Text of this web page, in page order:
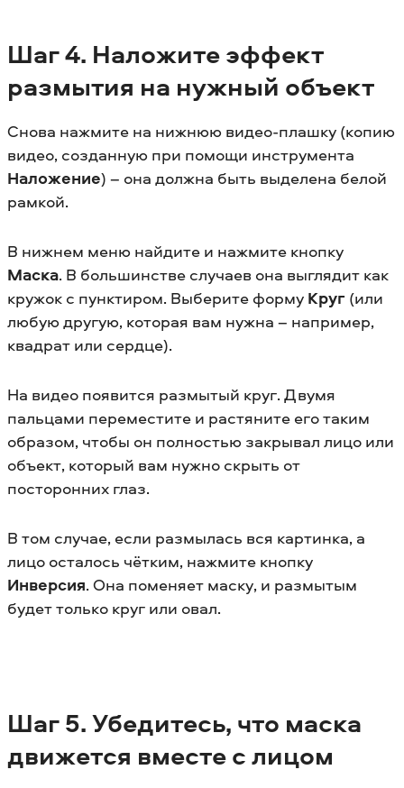
Шаг 4. Наложите эффект
размытия на нужный объект
Снова нажмите на нижнюю видео-плашку (копию
видео, созданную при помощи инструмента
Наложение) – она должна быть выделена белой
рамкой.
В нижнем меню найдите и нажмите кнопку
Маска. В большинстве случаев она выглядит как
кружок с пунктиром. Выберите форму Круг (или
любую другую, которая вам нужна – например,
квадрат или сердце).
На видео появится размытый круг. Двумя
пальцами переместите и растяните его таким
образом, чтобы он полностью закрывал лицо или
объект, который вам нужно скрыть от
посторонних глаз.
В том случае, если размылась вся картинка, а
лицо осталось чётким, нажмите кнопку
Инверсия. Она поменяет маску, и размытым
будет только круг или овал.
Шаг 5. Убедитесь, что маска
движется вместе с лицом